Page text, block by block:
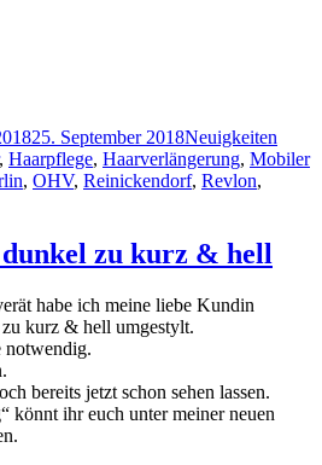
25. September 2018Kategorien
Neuigkeiten
, Haarpflege, Haarverlängerung, Mobiler
, OHV, Reinickendorf, Revlon,
zu kurz & hell
habe ich meine liebe Kundin
kurz & hell umgestylt.
notwendig.
bereits jetzt schon sehen lassen.
könnt ihr euch unter meiner neuen